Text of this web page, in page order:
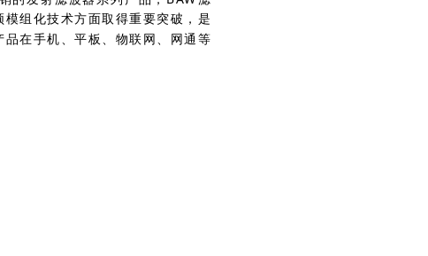
组化技术方面取得重要突破，是
在手机、平板、物联网、网通等